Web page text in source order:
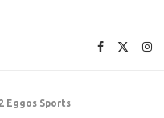
Eggos Sports